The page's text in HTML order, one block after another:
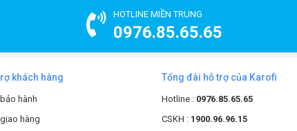
thoát nước thừa- Có 4 vòi lấy nước 1 Nóng –
xe đẩy di chuyển dễ dàng
; ISO 14001:2015;
HOTLINE MIỀN TRUNG
0976.85.65.65
khách hàng
hành
hàng
Tổng đài hỗ trợ của Karofi
Hotline : 0976.85.65.65
CSKH : 1900.96.96.15